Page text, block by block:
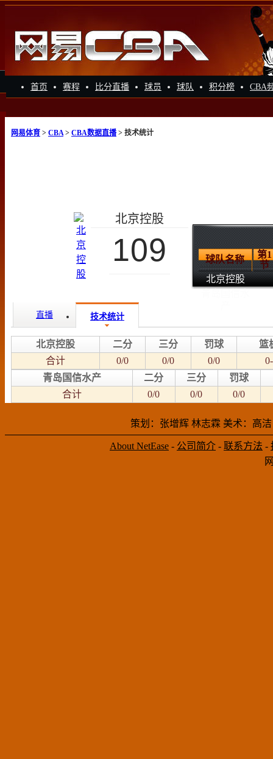
首页 赛程 比分直播 球员 球队 积分榜 CBA
网易体育 > CBA> CBA数据直播> 技术统计
北京控股
109 球队名称
第1
节
北京控股
直播 技术统计
北京控股 二分 三分 罚球
篮
合计
0/0 0/0 0/0
青岛国信水产
二分 三分
罚球
合计
0/0 0/0 0/0
策划：张增辉 林志霖 美术：高
About NetEase - 公司简介 - 联系方法 -